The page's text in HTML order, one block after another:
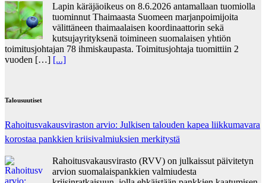
Lapin käräjäoikeus on 8.6.2026 antamallaan tuomiolla
tuominnut Thaimaasta Suomeen marjanpoimijoita
välittäneen thaimaalaisen koordinaattorin sekä
kutsujayrityksenä toimineen suomalaisen yhtiön
toimitusjohtajan 78 ihmiskaupasta. Toimitusjohtaja tuomittiin 2
vuoden […] [...]
Talousuutiset
Rahoitusvakausviraston arvio: Julkisen talouden kapea liikkumavara
korostaa pankkien kriisivalmiuksien merkitystä
Rahoitusvakausvirasto (RVV) on julkaissut päivitetyn
arvion suomalaispankkien valmiudesta